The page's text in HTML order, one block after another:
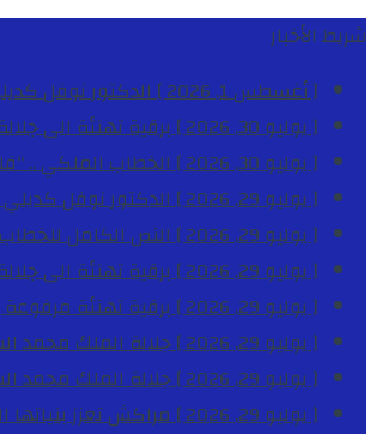
شريط الأخبار
[ أغسطس 1, 2026 ]
الدكتور نوفل كديلي يتفقد 12 مؤسسة تعليمية للإشراف على مراقبة الداخليات
[ يوليو 30, 2026 ]
برقية تهنئة الى
[ يوليو 30, 2026 ]
الخطاب الملكي ..
[ يوليو 29, 2026 ]
الدكتور نوفل كديلي يتفقد 39 مؤسسة تعليمية بجهة الدار البيضاء-سطات
[ يوليو 29, 2026 ]
النص الكامل للخطاب
[ يوليو 29, 2026 ]
برقية تهنئة الى
[ يوليو 29, 2026 ]
برقية تهنئة
[ يوليو 29, 2026 ]
جلالة الملك محمد السادس يصدر
[ يوليو 29, 2026 ]
جلالة الملك محمد
[ يوليو 29, 2026 ]
مراكش تعزز